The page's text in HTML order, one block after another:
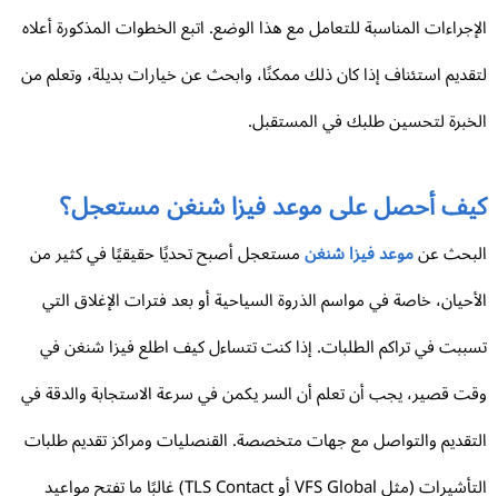
المناسبة للتعامل مع هذا الوضع. اتبع الخطوات المذكورة أعلاه
استئناف إذا كان ذلك ممكنًا، وابحث عن خيارات بديلة، وتعلم من
لتحسين طلبك في المستقبل.
أحصل على موعد فيزا شنغن مستعجل؟
عنموعد فيزا شنغنمستعجل أصبح تحديًا حقيقيًا في كثير من
خاصة في مواسم الذروة السياحية أو بعد فترات الإغلاق التي
في تراكم الطلبات. إذا كنت تتساءل كيف اطلع فيزا شنغن في
قصير، يجب أن تعلم أن السر يكمن في سرعة الاستجابة والدقة في
والتواصل مع جهات متخصصة. القنصليات ومراكز تقديم طلبات
التأشيرات (مثل VFS Global أو TLS Contact) غالبًا ما تفتح مواعيد